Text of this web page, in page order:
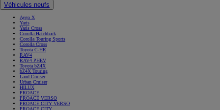
Véhicules neufs
Aygo X
Yaris
Yaris Cross
Corolla Hatchback
Corolla Touring Sports
Corolla Cross
Toyota C-HR
RAV4
RAV4 PHEV
Toyota bZ4X
bZ4X Touring
Land Cruiser
Urban Cruiser
HILUX
PROACE
PROACE VERSO
PROACE CITY VERSO
PROACE CITY